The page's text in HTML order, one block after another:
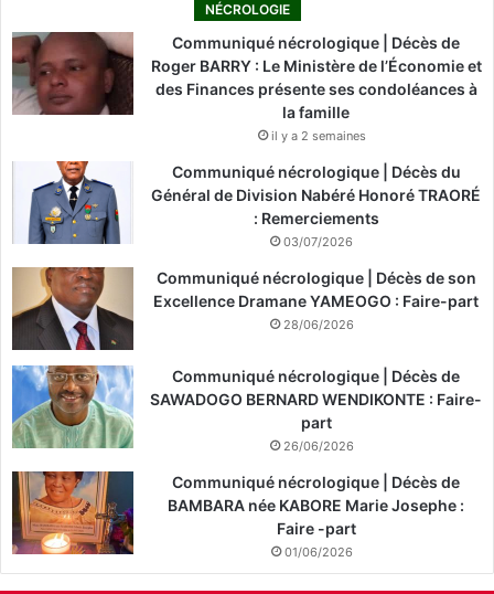
NÉCROLOGIE
Communiqué nécrologique | Décès de
Roger BARRY : Le Ministère de l’Économie et
des Finances présente ses condoléances à
la famille
il y a 2 semaines
Communiqué nécrologique | Décès du
Général de Division Nabéré Honoré TRAORÉ
: Remerciements
03/07/2026
Communiqué nécrologique | Décès de son
Excellence Dramane YAMEOGO : Faire-part
28/06/2026
Communiqué nécrologique | Décès de
SAWADOGO BERNARD WENDIKONTE : Faire-
part
26/06/2026
Communiqué nécrologique | Décès de
BAMBARA née KABORE Marie Josephe :
Faire -part
01/06/2026